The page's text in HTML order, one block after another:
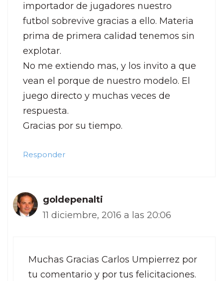
importador de jugadores nuestro
futbol sobrevive gracias a ello. Materia
prima de primera calidad tenemos sin
explotar.
No me extiendo mas, y los invito a que
vean el porque de nuestro modelo. El
juego directo y muchas veces de
respuesta.
Gracias por su tiempo.
Responder
goldepenalti
11 diciembre, 2016 a las 20:06
Muchas Gracias Carlos Umpierrez por
tu comentario y por tus felicitaciones.